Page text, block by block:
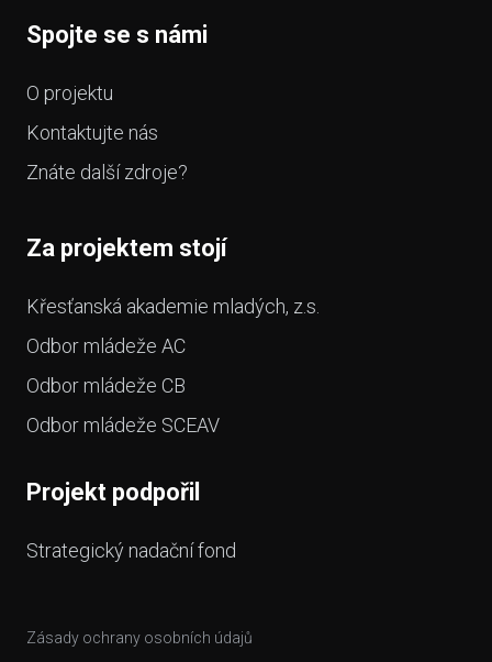
Spojte se s námi
O projektu
Kontaktujte nás
Znáte další zdroje?
Za projektem stojí
Křesťanská akademie mladých, z.s.
Odbor mládeže AC
Odbor mládeže CB
Odbor mládeže SCEAV
Projekt podpořil
Strategický nadační fond
Zásady ochrany osobních údajů